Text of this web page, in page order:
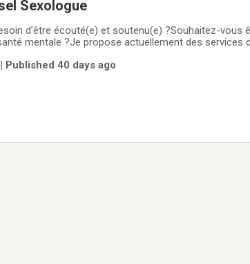
Sexologue
d’être écouté(e) et soutenu(e) ?Souhaitez-vous
mentale ?Je propose actuellement des services
Published 40 days ago